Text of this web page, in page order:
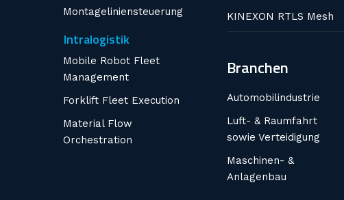
Montageliniensteuerung
Intralogistik
Mobile Robot Fleet
Management
Forklift Fleet Execution
Material Flow
Orchestration
KINEXON RTLS Mesh
Branchen
Automobilindustrie
Luft- & Raumfahrt
sowie Verteidigung
Maschinen- &
Anlagenbau